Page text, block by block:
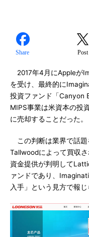
Share Post
2017年4月にAppleが
を受け、最終的に
投資ファンド「Canyon
MIPS事業は米資本の投
に売却することだった。
この判断は業界で話題
Tallwoodによって買収
資金提供が判明して
ァンドであり、
入手」という見方で報じ